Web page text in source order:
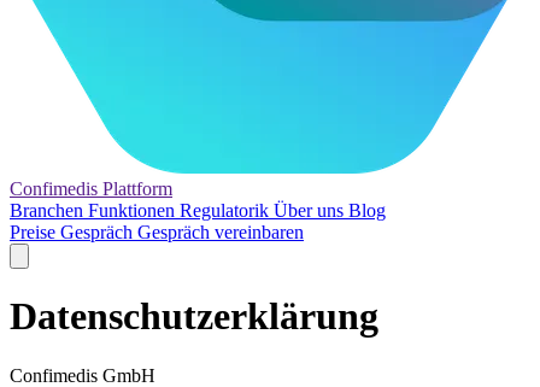
Confimedis Plattform
Branchen Funktionen Regulatorik Über uns Blog
Preise Gespräch Gespräch vereinbaren
Datenschutzerklärung
Confimedis GmbH